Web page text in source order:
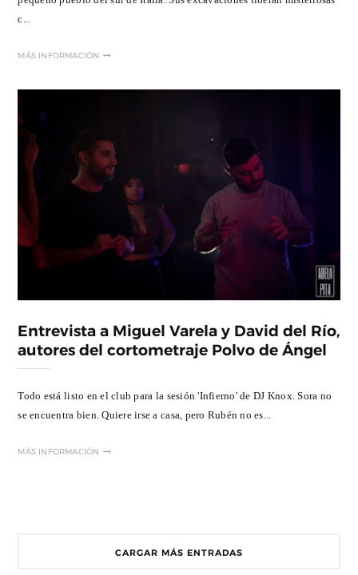
c...
MÁS INFORMACIÓN
Entrevista a Miguel Varela y David del Río,
autores del cortometraje Polvo de Ángel
Todo está listo en el club para la sesión 'Infierno' de DJ Knox. Sora no
se encuentra bien. Quiere irse a casa, pero Rubén no es...
MÁS INFORMACIÓN
CARGAR MÁS ENTRADAS